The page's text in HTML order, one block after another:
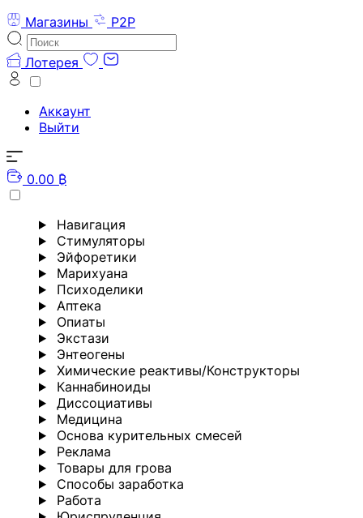
Магазины
P2P
Лотерея
Аккаунт
Выйти
0.00 ₿
Навигация
Стимуляторы
Эйфоретики
Марихуана
Психоделики
Аптека
Опиаты
Экстази
Энтеогены
Химические реактивы/Конструкторы
Каннабиноиды
Диссоциативы
Медицина
Основа курительных смесей
Реклама
Товары для грова
Способы заработка
Работа